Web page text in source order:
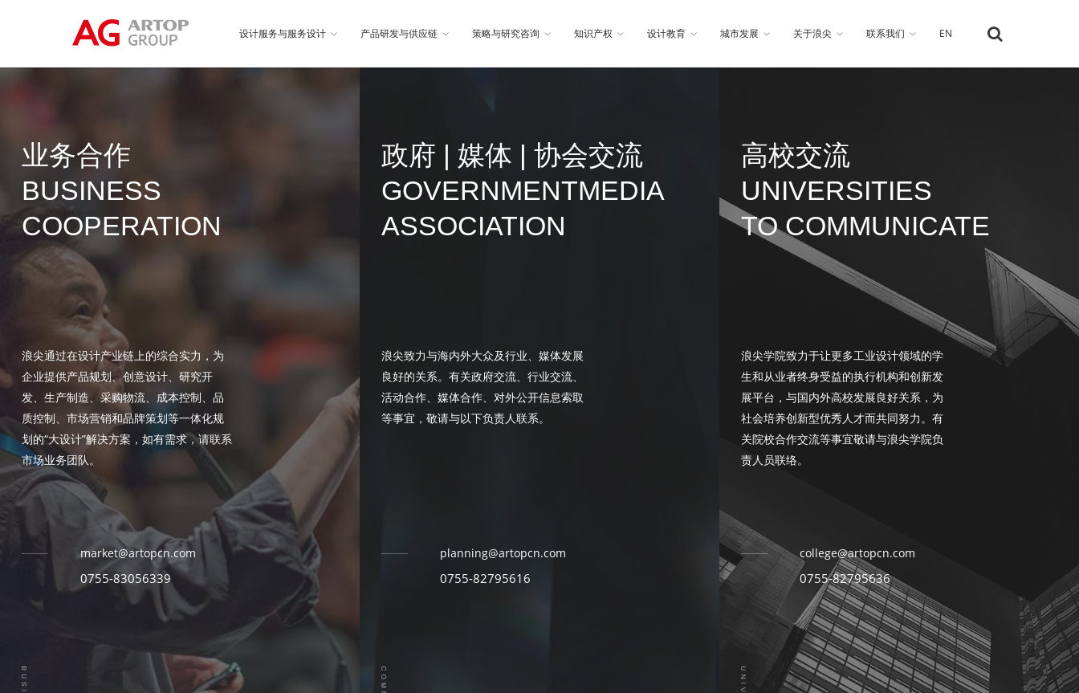
设计服务与服务设计 产品研发与供应链 策略与研究咨询 知识产权 设计教育 城市发展 关于浪尖 联系我们 EN
业务合作
BUSINESS
COOPERATION
浪尖通过在设计产业链上的综合实力，为
企业提供产品规划、创意设计、研究开
发、生产制造、采购物流、成本控制、品
质控制、市场营销和品牌策划等一体化规
划的“大设计”解决方案，如有需求，请联系
市场业务团队。
market@artopcn.com
0755-83056339
政府 | 媒体 | 协会交流
GOVERNMENTMEDIA
ASSOCIATION
浪尖致力与海内外大众及行业、媒体发展
良好的关系。有关政府交流、行业交流、
活动合作、媒体合作、对外公开信息索取
等事宜，敬请与以下负责人联系。
planning@artopcn.com
0755-82795616
高校交流
UNIVERSITIES
TO COMMUNICATE
浪尖学院致力于让更多工业设计领域的学
生和从业者终身受益的执行机构和创新发
展平台，与国内外高校发展良好关系，为
社会培养创新型优秀人才而共同努力。有
关院校合作交流等事宜敬请与浪尖学院负
责人员联络。
college@artopcn.com
0755-82795636